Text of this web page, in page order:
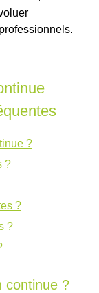
?
?
?
?
continue ?